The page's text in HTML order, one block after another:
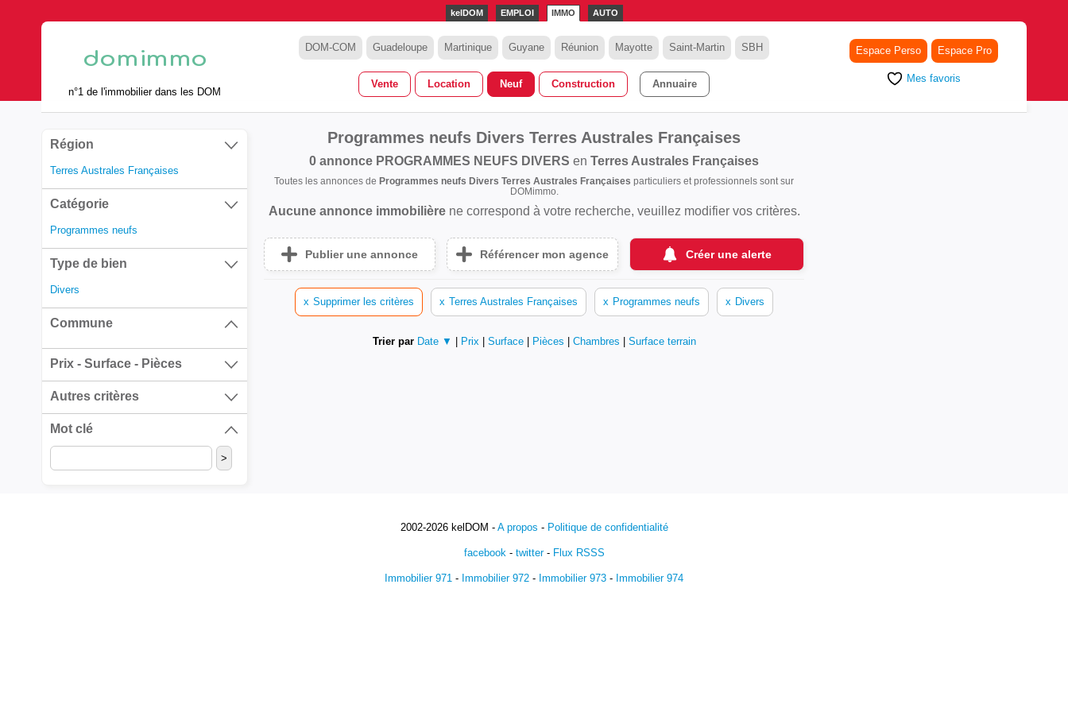
kelDOM EMPLOI IMMO AUTO
n°1 de l'immobilier dans les DOM
DOM-COM Guadeloupe Martinique Guyane Réunion Mayotte Saint-Martin SBH
Vente Location Neuf Construction Annuaire
Espace Perso Espace Pro
Mes favoris
Région
Terres Australes Françaises
Catégorie
Programmes neufs
Type de bien
Divers
Commune
Prix - Surface - Pièces
Autres critères
Mot clé
Programmes neufs Divers Terres Australes Françaises
0 annonce PROGRAMMES NEUFS DIVERS en Terres Australes Françaises
Toutes les annonces de Programmes neufs Divers Terres Australes Françaises particuliers et professionnels sont sur
DOMimmo.
Aucune annonce immobilièrene correspond à votre recherche, veuillez modifier vos critères.
Publier une annonce Référencer mon agence Créer une alerte
x Supprimer les critères x Terres Australes Françaises x Programmes neufs x Divers
Trier par Date ▼ Prix Surface Pièces Chambres Surface terrain
2002-2026 kelDOM - A propos - Politique de confidentialité
facebook- twitter- Flux RSSS
Immobilier 971 - Immobilier 972 - Immobilier 973 - Immobilier 974